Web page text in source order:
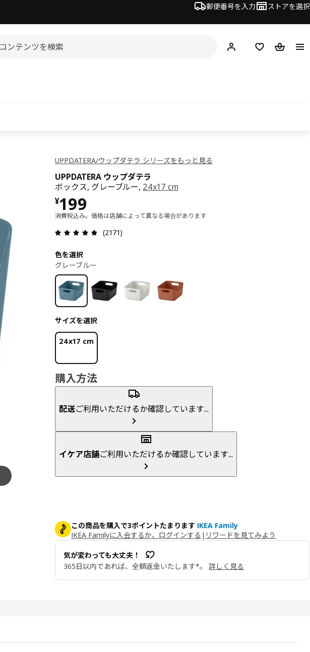
郵便番号を入力 ストアを選択
ログイン・新規入会
欲しいものリスト
カート
UPPDATERA/ウップダテラ シリーズをもっと見る
UPPDATERA ウップダテラ
ボックス, グレーブルー, 24x17 cm
¥199
価格 ¥ 199
消費税込み。価格は店舗によって異なる場合があります
(2171)
色を選択
グレーブルー
サイズを選択
24x17 cm
購入方法
配送ご利用いただけるか確認しています...
イケア店舗ご利用いただけるか確認しています...
この商品を購入で3ポイントたまります IKEA Family
IKEA Familyに入会するか、ログインする | リワードを見てみよう
気が変わっても大丈夫！
365日以内であれば、全額返金いたします*。
詳しく見る